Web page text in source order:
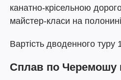
канатно-крісельною
майстер-класи на
Вартість дводенного туру
Сплав по Черемошу